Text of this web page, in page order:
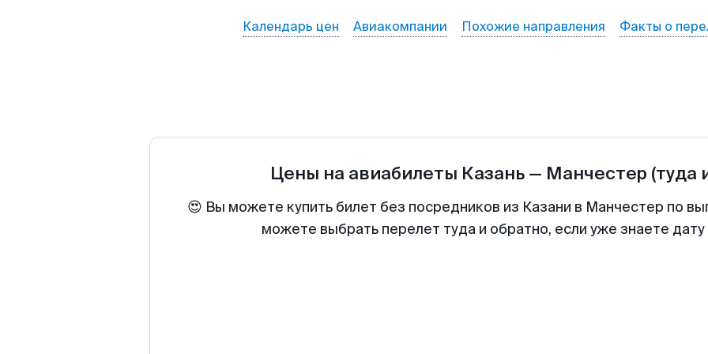
Календарь цен Авиакомпании Похожие направления Факты о
Цены на авиабилеты Казань— Манчестер (туда
😍 Вы можете купить билет без посредников из Казани в Манчестер по
можете выбрать перелет туда и обратно, если уже знаете